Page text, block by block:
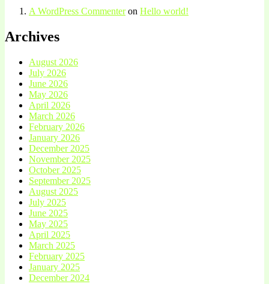
A WordPress Commenteron Hello world!
Archives
August 2026
July 2026
June 2026
May 2026
April 2026
March 2026
February 2026
January 2026
December 2025
November 2025
October 2025
September 2025
August 2025
July 2025
June 2025
May 2025
April 2025
March 2025
February 2025
January 2025
December 2024